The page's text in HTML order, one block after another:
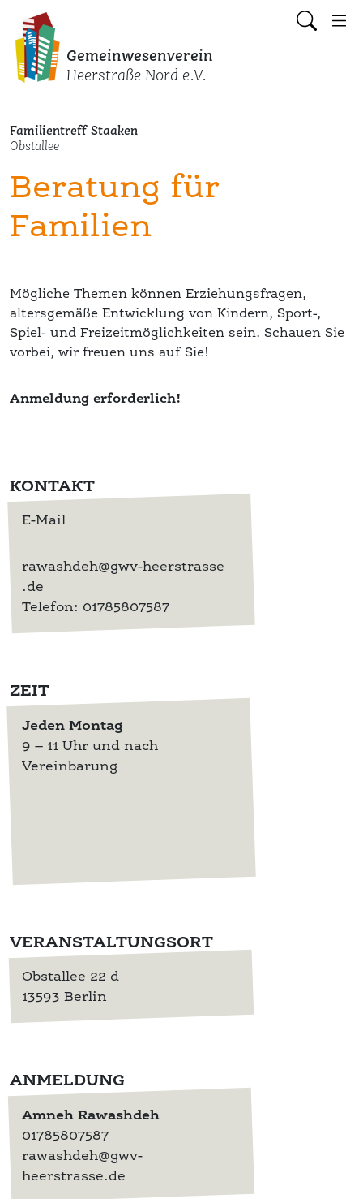
Gemeinwesenverein
Heerstraße Nord e.V.
Familientreff Staaken
Obstallee
Beratung für
Familien
Mögliche Themen können Erziehungsfragen,
altersgemäße Entwicklung von Kindern, Sport-,
Spiel- und Freizeitmöglichkeiten sein. Schauen Sie
vorbei, wir freuen uns auf Sie!
Anmeldung erforderlich!
KONTAKT
E-Mail
rawashdeh@gwv-heerstrasse
.de
Telefon: 01785807587
ZEIT
Jeden Montag
9 – 11 Uhr und nach
Vereinbarung
VERANSTALTUNGSORT
Obstallee 22 d
13593 Berlin
ANMELDUNG
Amneh Rawashdeh
01785807587
rawashdeh@gwv-
heerstrasse.de